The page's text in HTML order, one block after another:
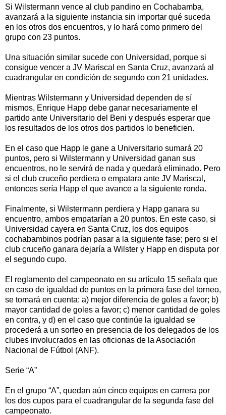
Si Wilstermann vence al club pandino en Cochabamba,
avanzará a la siguiente instancia sin importar qué suceda
en los otros dos encuentros, y lo hará como primero del
grupo con 23 puntos.
Una situación similar sucede con Universidad, porque si
consigue vencer a JV Mariscal en Santa Cruz, avanzará al
cuadrangular en condición de segundo con 21 unidades.
Mientras Wilstermann y Universidad dependen de sí
mismos, Enrique Happ debe ganar necesariamente el
partido ante Universitario del Beni y después esperar que
los resultados de los otros dos partidos lo beneficien.
En el caso que Happ le gane a Universitario sumará 20
puntos, pero si Wilstermann y Universidad ganan sus
encuentros, no le servirá de nada y quedará eliminado. Pero
si el club cruceño perdiera o empatara ante JV Mariscal,
entonces sería Happ el que avance a la siguiente ronda.
Finalmente, si Wilstermann perdiera y Happ ganara su
encuentro, ambos empatarían a 20 puntos. En este caso, si
Universidad cayera en Santa Cruz, los dos equipos
cochabambinos podrían pasar a la siguiente fase; pero si el
club cruceño ganara dejaría a Wilster y Happ en disputa por
el segundo cupo.
El reglamento del campeonato en su artículo 15 señala que
en caso de igualdad de puntos en la primera fase del torneo,
se tomará en cuenta: a) mejor diferencia de goles a favor; b)
mayor cantidad de goles a favor; c) menor cantidad de goles
en contra, y d) en el caso que continúe la igualdad se
procederá a un sorteo en presencia de los delegados de los
clubes involucrados en las oficionas de la Asociación
Nacional de Fútbol (ANF).
Serie “A”
En el grupo “A”, quedan aún cinco equipos en carrera por
los dos cupos para el cuadrangular de la segunda fase del
campeonato.